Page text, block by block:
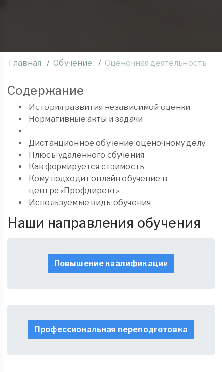
Главная Обучение Оценочная деятельность
Содержание
История развития независимой оценки
Нормативные акты и задачи
Дистанционное обучение оценочному делу
Плюсы удаленного обучения
Как формируется стоимость
Кому подходит онлайн обучение в
центре «Профдирект»
Используемые виды обучения
Наши направления обучения
Повышение квалификации
Профессиональная переподготовка